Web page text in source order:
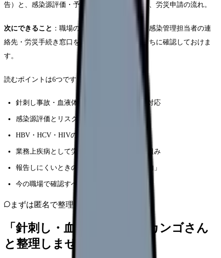
告）と、感染源評価・予防投与・検査の判断軸、労災申請の流れ。
次にできること ：職場の事故対応マニュアル・感染管理担当者の連
絡先・労災手続き窓口を、落ち着いた状態のうちに確認しておけま
す。
読むポイントは6つです。
針刺し事故・血液体液曝露が起きた直後の対応
感染源評価とリスクの考え方
HBV・HCV・HIVの予防・検査の流れ
業務上疾病として労災保険の対象になる仕組み
報告しにくいときの心理と「報告すべき理由」
今の職場で確認すべきこと（予防策・体制）
まずは匿名で整理
「針刺し・血液曝露」を、カンゴさん
と整理しませんか。